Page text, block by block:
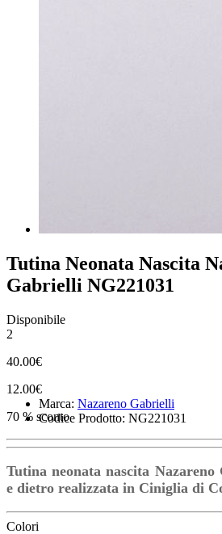
Tutina Neonata Nascita
Gabrielli NG221031
Disponibile
2
40.00€
12.00€
70 % sconto
Marca: Nazareno Gabrielli
Codice Prodotto: NG221031
Tutina neonata nascita
e dietro realizzata in Ciniglia di
Colori